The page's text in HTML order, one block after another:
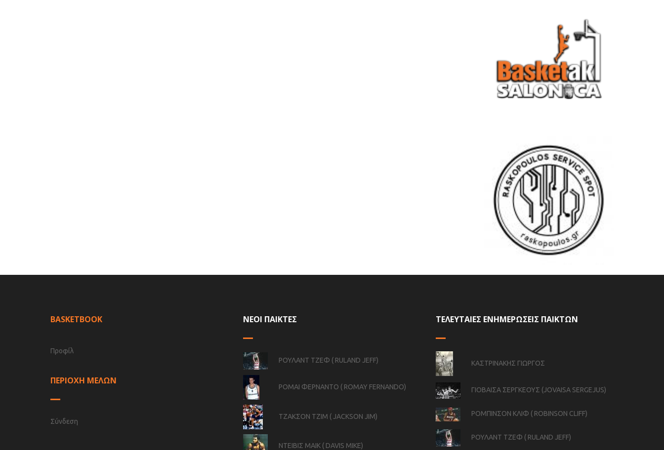
BASKETBOOK
Προφίλ
ΠΕΡΙΟΧΗ ΜΕΛΩΝ
Σύνδεση
ΝΕΟΙ ΠΑΙΚΤΕΣ
ΡΟΥΛΑΝΤ ΤΖΕΦ ( RULAND JEFF)
ΡΟΜΑΙ ΦΕΡΝΑΝΤΟ ( ROMAY FERNANDO)
ΤΖΑΚΣΟΝ ΤΖΙΜ ( JACKSON JIM)
ΝΤΕΙΒΙΣ ΜΑΙΚ ( DAVIS MIKE)
ΤΕΛΕΥΤΑΙΕΣ ΕΝΗΜΕΡΩΣΕΙΣ ΠΑΙΚΤΩΝ
ΚΑΣΤΡΙΝΑΚΗΣ ΓΙΩΡΓΟΣ
ΓΙΟΒΑΙΣΑ ΣΕΡΓΚΕΟΥΣ (JOVAISA SERGEJUS)
ΡΟΜΠΙΝΣΟΝ ΚΛΙΦ ( ROBINSON CLIFF)
ΡΟΥΛΑΝΤ ΤΖΕΦ ( RULAND JEFF)